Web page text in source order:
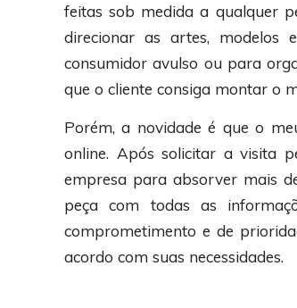
feitas sob medida a qualquer
direcionar as artes, modelos
consumidor avulso ou para
que o cliente consiga montar o
Porém, a novidade é que o
online. Após solicitar a visita
empresa para absorver mais
peça com todas as
comprometimento e de
acordo com suas necessidades.